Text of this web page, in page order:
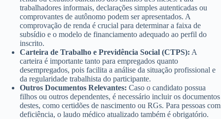
trabalhadores informais, declarações simples autenticadas ou
comprovantes de autônomo podem ser apresentados. A
comprovação de renda é crucial para determinar a faixa de
subsídio e o modelo de financiamento adequado ao perfil do
inscrito.
Carteira de Trabalho e Previdência Social (CTPS): A
carteira é importante tanto para empregados quanto
desempregados, pois facilita a análise da situação profissional e
da regularidade trabalhista do participante.
Outros Documentos Relevantes: Caso o candidato possua
filhos ou outros dependentes, é necessário incluir os documentos
destes, como certidões de nascimento ou RGs. Para pessoas com
deficiência, o laudo médico atualizado também é obrigatório.